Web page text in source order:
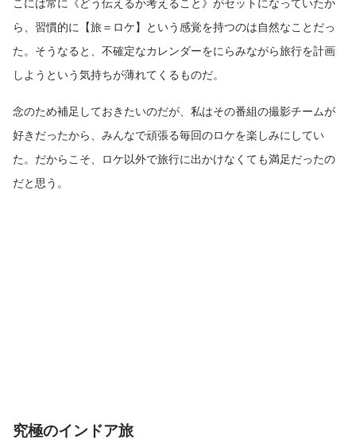
ら、習慣的に【旅＝ロケ】という感覚を持つのは自然なことだっ
た。そうなると、不確定なカレンダーをにらみながら旅行を計画
しようという気持ちが薄れてくるものだ。
念のため補足しておきたいのだが、私はその番組の撮影チームが
好きだったから、みんなで頑張る毎回のロケを楽しみにしてい
た。だからこそ、ロケ以外で旅行に出かけなくても満足だったの
だと思う。
究極のインドア旅